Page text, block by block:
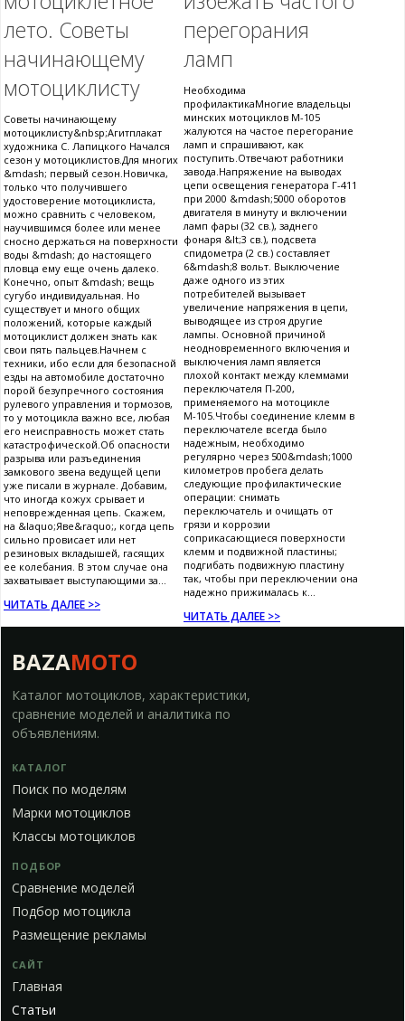
лето. Советы
начинающему
мотоциклисту
Советы начинающему
мотоциклисту&nbsp;Агитплакат
художника С. Лапицкого Начался
сезон у мотоциклистов.Для многих
&mdash; первый сезон.Новичка,
только что получившего
удостоверение мотоциклиста,
можно сравнить с человеком,
научившимся более или менее
сносно держаться на поверхности
воды &mdash; до настоящего
пловца ему еще очень далеко.
Конечно, опыт &mdash; вещь
сугубо индивидуальная. Но
существует и много общих
положений, которые каждый
мотоциклист должен знать как
свои пять пальцев.Начнем с
техники, ибо если для безопасной
езды на автомобиле достаточно
порой безупречного состояния
рулевого управления и тормозов,
то у мотоцикла важно все, любая
его неисправность может стать
катастрофической.Об опасности
разрыва или разъединения
замкового звена ведущей цепи
уже писали в журнале. Добавим,
что иногда кожух срывает и
неповрежденная цепь. Скажем,
на &laquo;Яве&raquo;, когда цепь
сильно провисает или нет
резиновых вкладышей, гасящих
ее колебания. В этом случае она
захватывает выступающими за...
ЧИТАТЬ ДАЛЕЕ >>
перегорания
ламп
Необходима
профилактикаМногие владельцы
минских мотоциклов М-105
жалуются на частое перегорание
ламп и спрашивают, как
поступить.Отвечают работники
завода.Напряжение на выводах
цепи освещения генератора Г-411
при 2000 &mdash;5000 оборотов
двигателя в минуту и включении
ламп фары (32 св.), заднего
фонаря &lt;3 св.), подсвета
спидометра (2 св.) составляет
6&mdash;8 вольт. Выключение
даже одного из этих
потребителей вызывает
увеличение напряжения в цепи,
выводящее из строя другие
лампы. Основной причиной
неодновременного включения и
выключения ламп является
плохой контакт между клеммами
переключателя П-200,
применяемого на мотоцикле
М-105.Чтобы соединение клемм в
переключателе всегда было
надежным, необходимо
регулярно через 500&mdash;1000
километров пробега делать
следующие профилактические
операции: снимать
переключатель и очищать от
грязи и коррозии
соприкасающиеся поверхности
клемм и подвижной пластины;
подгибать подвижную пластину
так, чтобы при переключении она
надежно прижималась к...
ЧИТАТЬ ДАЛЕЕ >>
BAZAMOTO
Каталог мотоциклов, характеристики,
сравнение моделей и аналитика по
объявлениям.
КАТАЛОГ
Поиск по моделям
Марки мотоциклов
Классы мотоциклов
ПОДБОР
Сравнение моделей
Подбор мотоцикла
Размещение рекламы
САЙТ
Главная
Статьи